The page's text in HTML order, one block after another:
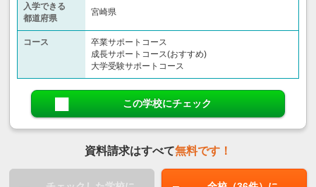
入学できる
都道府県
宮崎県
コース
卒業サポートコース
成長サポートコース(おすすめ)
大学受験サポートコース
この学校にチェック
資料請求はすべて無料です！